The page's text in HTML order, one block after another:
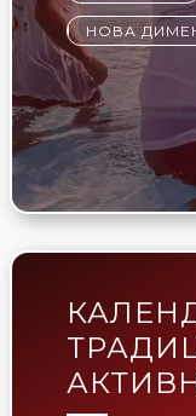
НОВА